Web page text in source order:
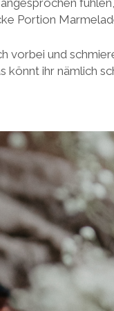
Portion
vorbei und
ihr nämlich